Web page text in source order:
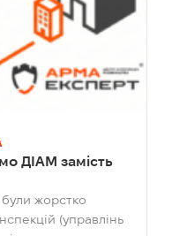
ДІАМ замість
жорстко
(управлінь